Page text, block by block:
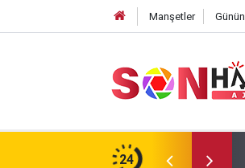
Manşetler
24
olan yaşlı adamın cansız bedeni barajda